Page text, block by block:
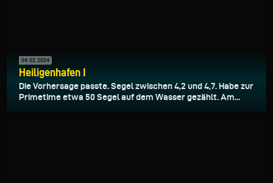
04.02.2024
Heiligenhafen I
Die Vorhersage passte. Segel zwischen 4,2 und 4,7. Habe zur
Primetime etwa 50 Segel auf dem Wasser gezählt. Am...